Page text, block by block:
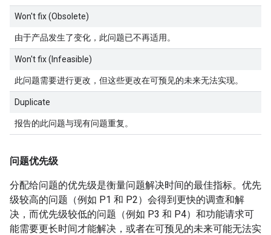
Won't fix (Obsolete)
由于产品发生了变化，此问题已不再适用。
Won't fix (Infeasible)
此问题需要进行更改，但这些更改在可预见的未来无法实现。
Duplicate
报告的此问题与现有问题重复。
问题优先级
分配给问题的优先级是衡量问题解决时间的最佳指标。优先
级较高的问题（例如 P1 和 P2）会得到更快的调查和解
决，而优先级较低的问题（例如 P3 和 P4）和功能请求可
能需要更长时间才能解决，或者在可预见的未来可能无法实